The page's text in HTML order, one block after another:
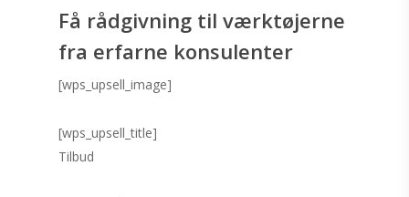
Få rådgivning til værktøjerne
fra erfarne konsulenter
[wps_upsell_image]
[wps_upsell_title]
Tilbud